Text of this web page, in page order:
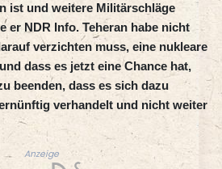
ist und weitere Militärschläge
er NDR Info. Teheran habe nicht
verzichten muss, eine nukleare
dass es jetzt eine Chance hat,
beenden, dass es sich dazu
verhandelt und nicht weiter
Anzeige